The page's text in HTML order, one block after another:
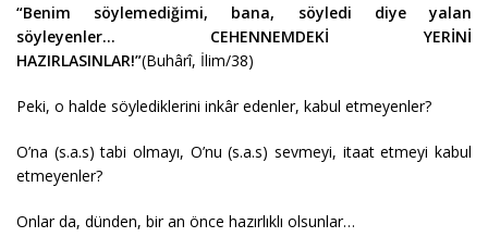
“Benim söylemediğimi, bana, söyledi diye yalan
söyleyenler… CEHENNEMDEKİ YERİNİ
HAZIRLASINLAR!”(Buhârî, İlim/38)
Peki, o halde söylediklerini inkâr edenler, kabul etmeyenler?
O’na (s.a.s) tabi olmayı, O’nu (s.a.s) sevmeyi, itaat etmeyi kabul
etmeyenler?
Onlar da, dünden, bir an önce hazırlıklı olsunlar…